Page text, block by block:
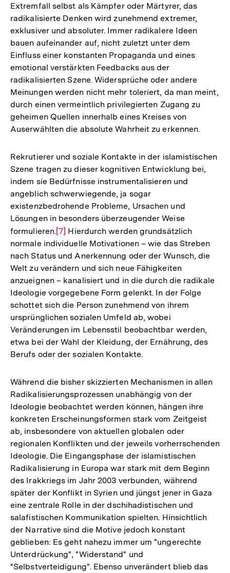
Extremfall selbst als Kämpfer oder Märtyrer, das
radikalisierte Denken wird zunehmend extremer,
exklusiver und absoluter. Immer radikalere Ideen
bauen aufeinander auf, nicht zuletzt unter dem
Einfluss einer konstanten Propaganda und eines
emotional verstärkten Feedbacks aus der
radikalisierten Szene. Widersprüche oder andere
Meinungen werden nicht mehr toleriert, da man meint,
durch einen vermeintlich privilegierten Zugang zu
geheimen Quellen innerhalb eines Kreises von
Auserwählten die absolute Wahrheit zu erkennen.
Rekrutierer und soziale Kontakte in der islamistischen
Szene tragen zu dieser kognitiven Entwicklung bei,
indem sie Bedürfnisse instrumentalisieren und
angeblich schwerwiegende, ja sogar
existenzbedrohende Probleme, Ursachen und
Lösungen in besonders überzeugender Weise
formulieren.Zur
Auflösung
der
Fußnote
[7] Hierdurch werden grundsätzlich
normale individuelle Motivationen – wie das Streben
nach Status und Anerkennung oder der Wunsch, die
Welt zu verändern und sich neue Fähigkeiten
anzueignen – kanalisiert und in die durch die radikale
Ideologie vorgegebene Form gelenkt. In der Folge
schottet sich die Person zunehmend von ihrem
ursprünglichen sozialen Umfeld ab, wobei
Veränderungen im Lebensstil beobachtbar werden,
etwa bei der Wahl der Kleidung, der Ernährung, des
Berufs oder der sozialen Kontakte.
Während die bisher skizzierten Mechanismen in allen
Radikalisierungsprozessen unabhängig von der
Ideologie beobachtet werden können, hängen ihre
konkreten Erscheinungsformen stark vom Zeitgeist
ab, insbesondere von aktuellen globalen oder
regionalen Konflikten und der jeweils vorherrschenden
Ideologie. Die Eingangsphase der islamistischen
Radikalisierung in Europa war stark mit dem Beginn
des Irakkriegs im Jahr 2003 verbunden, während
später der Konflikt in Syrien und jüngst jener in Gaza
eine zentrale Rolle in der dschihadistischen und
salafistischen Kommunikation spielten. Hinsichtlich
der Narrative sind die Motive jedoch konstant
geblieben: Es geht nahezu immer um "ungerechte
Unterdrückung", "Widerstand" und
"Selbstverteidigung". Ebenso unverändert blieb das